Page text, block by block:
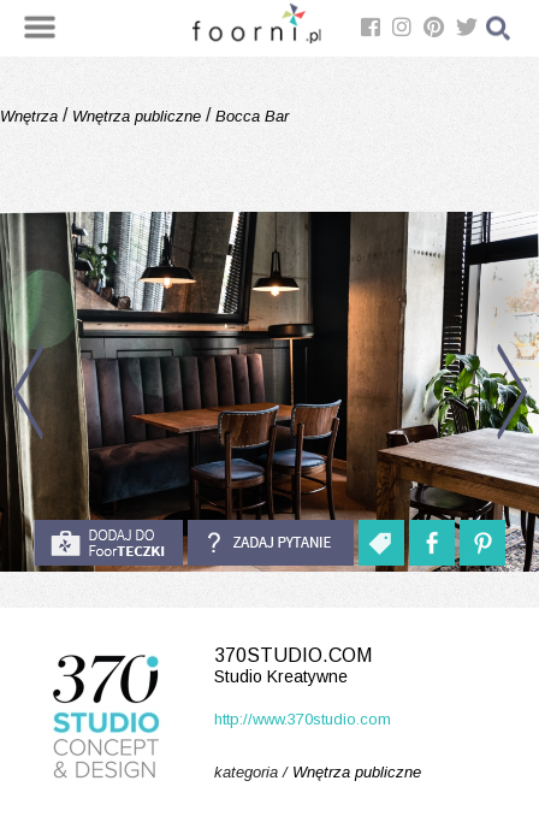
Wnętrza / Wnętrza publiczne / Bocca Bar
370STUDIO.COM
Studio Kreatywne
http://www.370studio.com
kategoria / Wnętrza publiczne